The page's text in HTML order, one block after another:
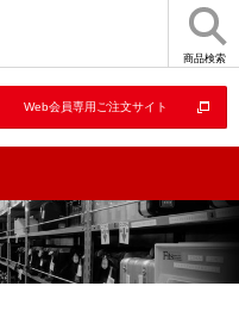
商品検索
Web会員専用ご注文サイト